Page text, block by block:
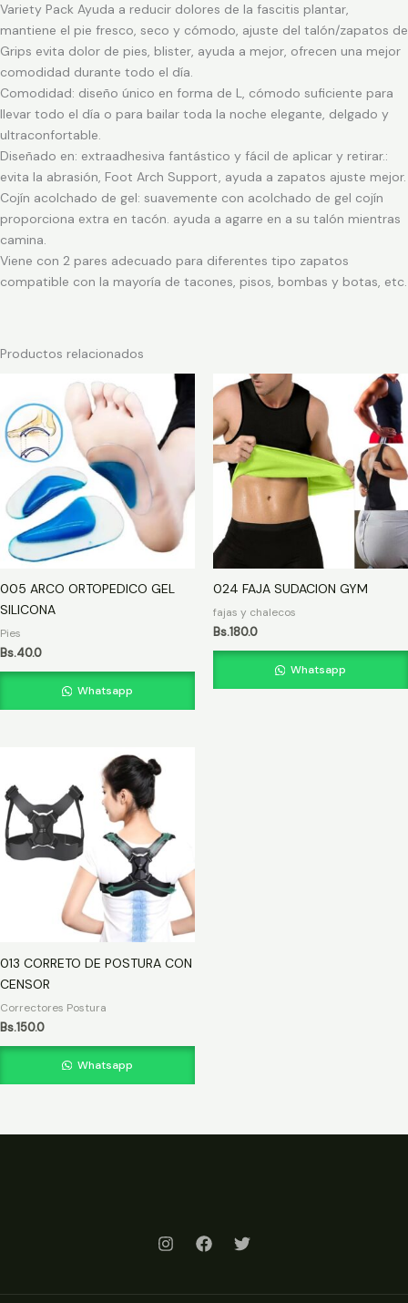
Variety Pack Ayuda a reducir dolores de la fascitis plantar,
mantiene el pie fresco, seco y cómodo, ajuste del talón/zapatos de
Grips evita dolor de pies, blister, ayuda a mejor, ofrecen una mejor
comodidad durante todo el día.
Comodidad: diseño único en forma de L, cómodo suficiente para
llevar todo el día o para bailar toda la noche elegante, delgado y
ultraconfortable.
Diseñado en: extraadhesiva fantástico y fácil de aplicar y retirar.:
evita la abrasión, Foot Arch Support, ayuda a zapatos ajuste mejor.
Cojín acolchado de gel: suavemente con acolchado de gel cojín
proporciona extra en tacón. ayuda a agarre en a su talón mientras
camina.
Viene con 2 pares adecuado para diferentes tipo zapatos
compatible con la mayoría de tacones, pisos, bombas y botas, etc.
Productos relacionados
005 ARCO ORTOPEDICO GEL
SILICONA
Pies
Bs.40.0
Whatsapp
024 FAJA SUDACION GYM
fajas y chalecos
Bs.180.0
Whatsapp
013 CORRETO DE POSTURA CON
CENSOR
Correctores Postura
Bs.150.0
Whatsapp